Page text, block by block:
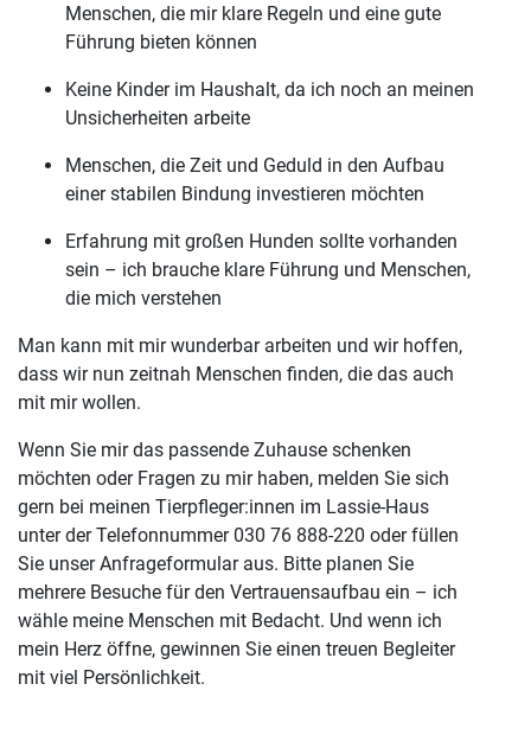
Menschen, die mir klare Regeln und eine gute
Führung bieten können
Keine Kinder im Haushalt, da ich noch an meinen
Unsicherheiten arbeite
Menschen, die Zeit und Geduld in den Aufbau
einer stabilen Bindung investieren möchten
Erfahrung mit großen Hunden sollte vorhanden
sein – ich brauche klare Führung und Menschen,
die mich verstehen
Man kann mit mir wunderbar arbeiten und wir hoffen,
dass wir nun zeitnah Menschen finden, die das auch
mit mir wollen.
Wenn Sie mir das passende Zuhause schenken
möchten oder Fragen zu mir haben, melden Sie sich
gern bei meinen Tierpfleger:innen im Lassie-Haus
unter der Telefonnummer 030 76 888-220 oder füllen
Sie unser Anfrageformular aus. Bitte planen Sie
mehrere Besuche für den Vertrauensaufbau ein – ich
wähle meine Menschen mit Bedacht. Und wenn ich
mein Herz öffne, gewinnen Sie einen treuen Begleiter
mit viel Persönlichkeit.